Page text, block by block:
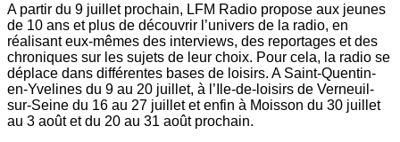
A partir du 9 juillet prochain, LFM Radio propose aux jeunes
de 10 ans et plus de découvrir l’univers de la radio, en
réalisant eux-mêmes des interviews, des reportages et des
chroniques sur les sujets de leur choix. Pour cela, la radio se
déplace dans différentes bases de loisirs. A Saint-Quentin-
en-Yvelines du 9 au 20 juillet, à l’Ile-de-loisirs de Verneuil-
sur-Seine du 16 au 27 juillet et enfin à Moisson du 30 juillet
au 3 août et du 20 au 31 août prochain.